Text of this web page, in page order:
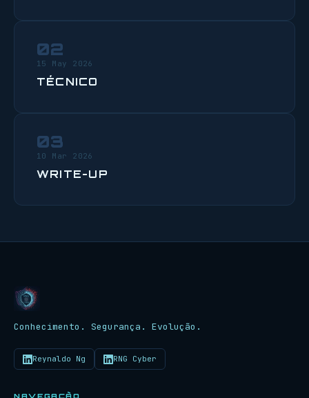
02
15 May 2026
TÉCNICO
03
10 Mar 2026
WRITE-UP
Conhecimento. Segurança. Evolução.
Reynaldo Ng RNG Cyber
NAVEGAÇÃO